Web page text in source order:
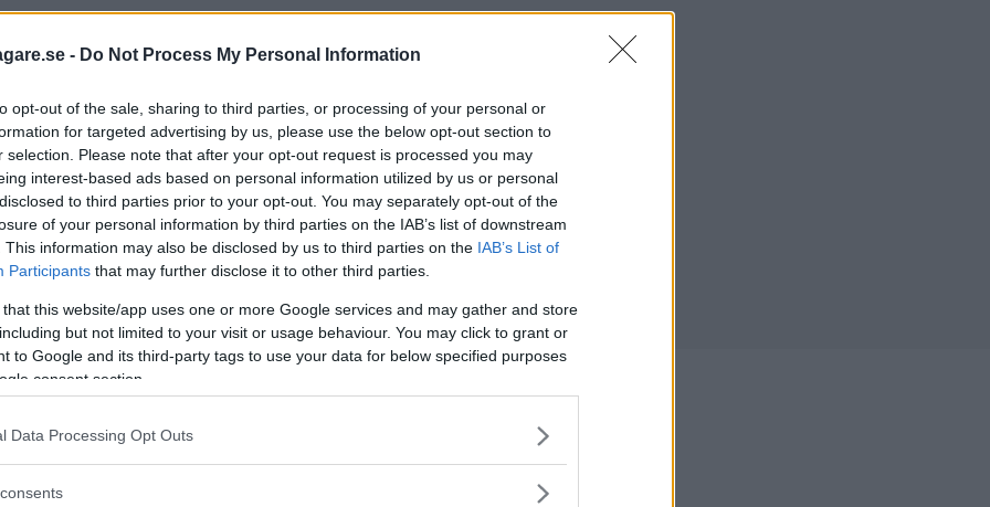
- Do Not Process My Personal Information
opt-out of the sale, sharing to third parties, or processing of your personal or
for targeted advertising by us, please use the below opt-out section to
selection. Please note that after your opt-out request is processed you may
interest-based ads based on personal information utilized by us or personal
to third parties prior to your opt-out. You may separately opt-out of the
of your personal information by third parties on the IAB’s list of downstream
This information may also be disclosed by us to third parties on the IAB’s List of
Participants that may further disclose it to other third parties.
that this website/app uses one or more Google services and may gather and store
but not limited to your visit or usage behaviour. You may click to grant or
to Google and its third-party tags to use your data for below specified purposes
consent section.
Data Processing Opt Outs
Genom att klicka på "Fortsätt" godkänner jag OK-Förlagets prenumerationsvillkor
och bekräftar att jag tagit del av
OK-Förlagets integritetspolicy
Är du redan prenumerant på vår papperstidning?
Aktivera din digitala prenumeration utan kostnad här.